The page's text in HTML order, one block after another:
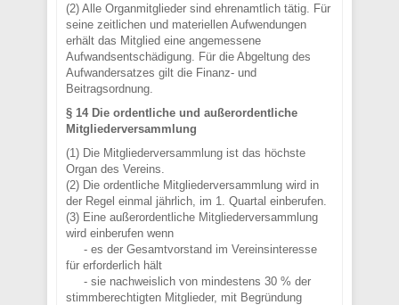
(2) Alle Organmitglieder sind ehrenamtlich tätig. Für
seine zeitlichen und materiellen Aufwendungen
erhält das Mitglied eine angemessene
Aufwandsentschädigung. Für die Abgeltung des
Aufwandersatzes gilt die Finanz- und
Beitragsordnung.
§ 14 Die ordentliche und außerordentliche
Mitgliederversammlung
(1) Die Mitgliederversammlung ist das höchste
Organ des Vereins.
(2) Die ordentliche Mitgliederversammlung wird in
der Regel einmal jährlich, im 1. Quartal einberufen.
(3) Eine außerordentliche Mitgliederversammlung
wird einberufen wenn
- es der Gesamtvorstand im Vereinsinteresse
für erforderlich hält
- sie nachweislich von mindestens 30 % der
stimmberechtigten Mitglieder, mit Begründung